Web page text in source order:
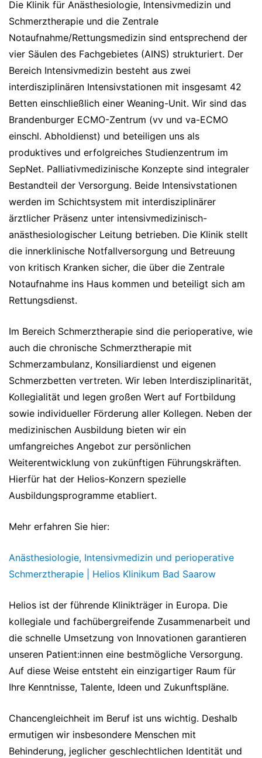
Die Klinik für Anästhesiologie, Intensivmedizin und
Schmerztherapie und die Zentrale
Notaufnahme/Rettungsmedizin sind entsprechend der
vier Säulen des Fachgebietes (AINS) strukturiert. Der
Bereich Intensivmedizin besteht aus zwei
interdisziplinären Intensivstationen mit insgesamt 42
Betten einschließlich einer Weaning-Unit. Wir sind das
Brandenburger ECMO-Zentrum (vv und va-ECMO
einschl. Abholdienst) und beteiligen uns als
produktives und erfolgreiches Studienzentrum im
SepNet. Palliativmedizinische Konzepte sind integraler
Bestandteil der Versorgung. Beide Intensivstationen
werden im Schichtsystem mit interdisziplinärer
ärztlicher Präsenz unter intensivmedizinisch-
anästhesiologischer Leitung betrieben. Die Klinik stellt
die innerklinische Notfallversorgung und Betreuung
von kritisch Kranken sicher, die über die Zentrale
Notaufnahme ins Haus kommen und beteiligt sich am
Rettungsdienst.
Im Bereich Schmerztherapie sind die perioperative, wie
auch die chronische Schmerztherapie mit
Schmerzambulanz, Konsiliardienst und eigenen
Schmerzbetten vertreten. Wir leben Interdisziplinarität,
Kollegialität und legen großen Wert auf Fortbildung
sowie individueller Förderung aller Kollegen. Neben der
medizinischen Ausbildung bieten wir ein
umfangreiches Angebot zur persönlichen
Weiterentwicklung von zukünftigen Führungskräften.
Hierfür hat der Helios-Konzern spezielle
Ausbildungsprogramme etabliert.
Mehr erfahren Sie hier:
Anästhesiologie, Intensivmedizin und perioperative
Schmerztherapie | Helios Klinikum Bad Saarow
Helios ist der führende Klinikträger in Europa. Die
kollegiale und fachübergreifende Zusammenarbeit und
die schnelle Umsetzung von Innovationen garantieren
unseren Patient:innen eine bestmögliche Versorgung.
Auf diese Weise entsteht ein einzigartiger Raum für
Ihre Kenntnisse, Talente, Ideen und Zukunftspläne.
Chancengleichheit im Beruf ist uns wichtig. Deshalb
ermutigen wir insbesondere Menschen mit
Behinderung, jeglicher geschlechtlichen Identität und